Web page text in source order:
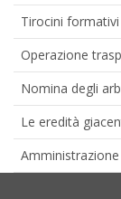
Tirocini formativi
Operazione
Nomina degli
Le eredità